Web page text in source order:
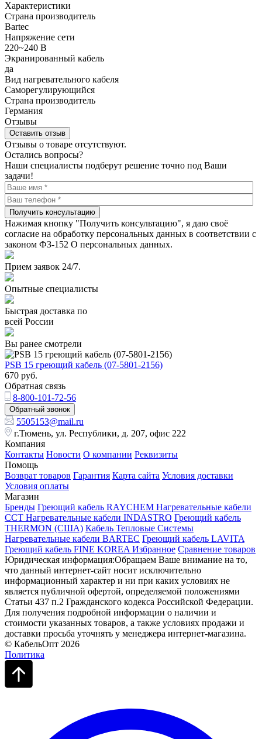
Характеристики
Страна производитель
Bartec
Напряжение сети
220~240 В
Экранированный кабель
да
Вид нагревательного кабеля
Саморегулирующийся
Страна производитель
Германия
Отзывы
Оставить отзыв
Отзывы о товаре отсутствуют.
Остались вопросы?
Наши специалисты подберут решение точно под Ваши
задачи!
Получить консультацию
Нажимая кнопку "Получить консультацию", я даю своё
согласие на обработку персональных данных в соответствии с
законом ФЗ-152 О персональных данных.
Прием заявок 24/7.
Опытные специалисты
Быстрая доставка по
всей России
Вы ранее смотрели
PSB 15 греющий кабель (07-5801-2156)
670 руб.
Обратная связь
8-800-101-72-56
Обратный звонок
5505153@mail.ru
г.Тюмень, ул. Республики, д. 207, офис 222
Компания
Контакты Новости О компании Реквизиты
Помощь
Возврат товаров Гарантия Карта сайта Условия доставки
Условия оплаты
Магазин
Бренды Греющий кабель RAYCHEM Нагревательные кабели
ССТ Нагревательные кабели INDASTRO Греющий кабель
THERMON (США) Кабель Тепловые Системы
Нагревательные кабели BARTEC Греющий кабель LAVITA
Греющий кабель FINE KOREA Избранное Сравнение товаров
Юридическая информация:Обращаем Ваше внимание на то,
что данный интернет-сайт носит исключительно
информационный характер и ни при каких условиях не
является публичной офертой, определяемой положениями
Статьи 437 п.2 Гражданского кодекса Российской Федерации.
Для получения подробной информации о наличии и
стоимости указанных товаров, а также условиях продажи и
доставки просьба уточнять у менеджера интернет-магазина.
© КабельОпт 2026
Политика